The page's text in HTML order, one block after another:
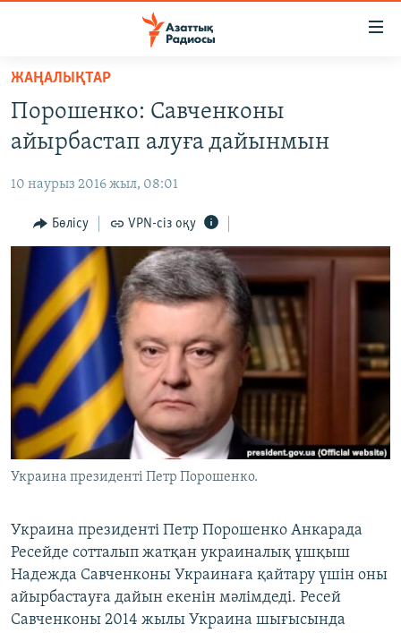
Skip
main
content
to
Navigation
Skip
Search
САЯСАТ
AZATTYQTV
ҚАҢТАР ОҚИҒАСЫ
АДАМ ҚҰҚЫҚТАРЫ
ӘЛЕУМЕТ
ӘЛЕМ
АРНАЙЫ ЖОБАЛАР
Русский
ЖАЗЫЛЫҢЫЗ
ЖАҢАЛЫҚТАР
Порошенко: Савченконы
айырбастап алуға дайынмын
10 наурыз 2016 жыл, 08:01
Бөлісу VPN-сіз оқу
Украина президенті Петр Порошенко.
Украина президенті Петр Порошенко Анкарада
Ресейде сотталып жатқан украиналық ұшқыш
Надежда Савченконы Украинаға қайтару үшін оны
айырбастауға дайын екенін мәлімдеді. Ресей
Савченконы 2014 жылы Украина шығысында